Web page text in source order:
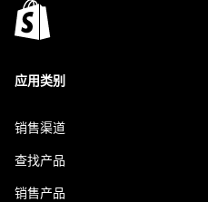
应用类别
销售渠道
查找产品
销售产品